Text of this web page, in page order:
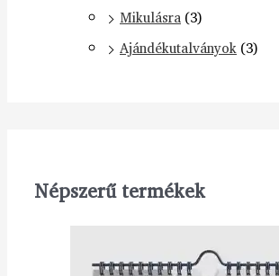
Mikulásra (3)
Ajándékutalványok (3)
Népszerű termékek